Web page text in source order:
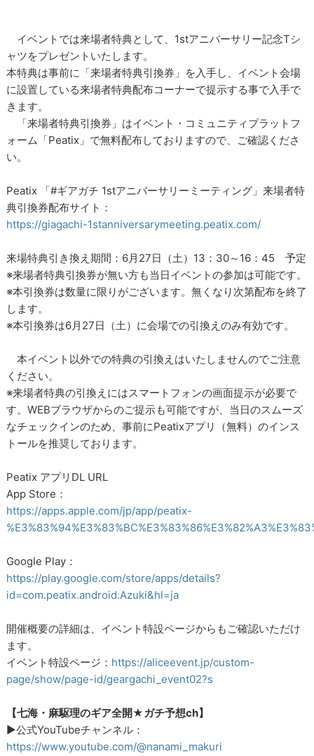
イベントでは来場者特典として、1stアニバーサリー記念Tシ
ャツをプレゼントいたします。
本特典は事前に「来場者特典引換券」を入手し、イベント会場
に設置している来場者特典配布コーナーで提示する事で入手で
きます。
「来場者特典引換券」はイベント・コミュニティプラットフ
ォーム「Peatix」で無料配布しておりますので、ご確認くださ
い。
Peatix 「#ギアガチ 1stアニバーサリーミーティング」来場者特
典引換券配布サイト：
https://giagachi-1stanniversarymeeting.peatix.com/
来場特典引き換え期間：6月27日（土）13：30～16：45 予定
※来場者特典引換券が無い方も当日イベントの参加は可能です。
※本引換券は数量に限りがございます。無くなり次第配布を終了
します。
※本引換券は6月27日（土）に会場での引換えのみ有効です。
本イベント以外での特典の引換えはいたしませんのでご注意
ください。
※来場者特典の引換えにはスマートフォンの画面提示が必要で
す。WEBブラウザからのご提示も可能ですが、当日のスムーズ
なチェックインのため、事前にPeatixアプリ（無料）のインス
トールを推奨しております。
Peatix アプリDL URL
App Store：
https://apps.apple.com/jp/app/peatix-
Google Play：
https://play.google.com/store/apps/details?
id=com.peatix.android.Azuki&hl=ja
開催概要の詳細は、イベント特設ページからもご確認いただけ
ます。
イベント特設ページ： https://aliceevent.jp/custom-
page/show/page-id/geargachi_event02?s
【七海・麻駆理のギア全開★ガチ予想ch】
▶公式YouTubeチャンネル：
https://www.youtube.com/@nanami_makuri